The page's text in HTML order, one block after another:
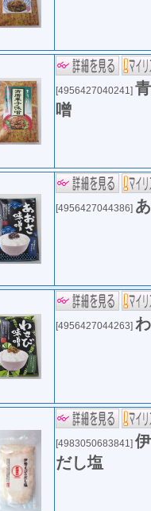
[4956427040241]
噌
[4956427044386]
[4956427044263]
[4983050683841]
だし塩